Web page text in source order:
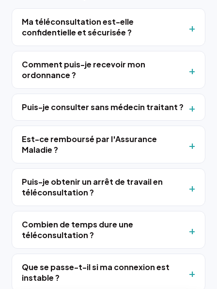
Ma téléconsultation est-elle
confidentielle et sécurisée ?
Comment puis-je recevoir mon
ordonnance ?
Puis-je consulter sans médecin traitant ?
Est-ce remboursé par l'Assurance
Maladie ?
Puis-je obtenir un arrêt de travail en
téléconsultation ?
Combien de temps dure une
téléconsultation ?
Que se passe-t-il si ma connexion est
instable ?